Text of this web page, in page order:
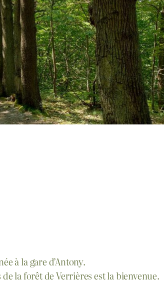
à la gare d’Antony.
la forêt de Verrières est la bienvenue.